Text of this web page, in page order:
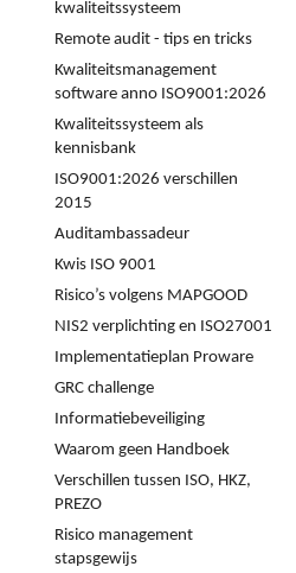
kwaliteitssysteem
Remote audit - tips en tricks
Kwaliteitsmanagement
software anno ISO9001:2026
Kwaliteitssysteem als
kennisbank
ISO9001:2026 verschillen
2015
Auditambassadeur
Kwis ISO 9001
Risico’s volgens MAPGOOD
NIS2 verplichting en ISO27001
Implementatieplan Proware
GRC challenge
Informatiebeveiliging
Waarom geen Handboek
Verschillen tussen ISO, HKZ,
PREZO
Risico management
stapsgewijs